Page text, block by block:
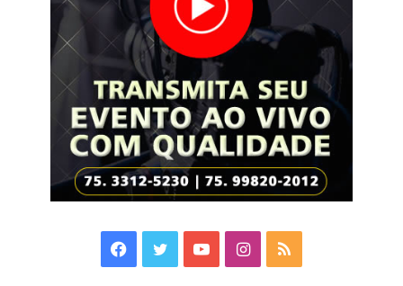
Facebook
TwitterYouTubeInstagram
RSS